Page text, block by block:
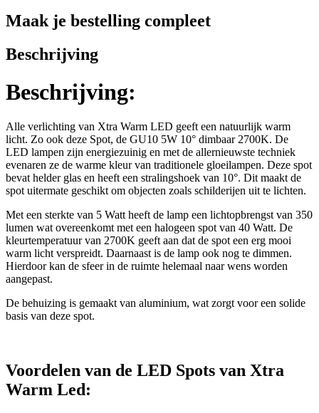
Maak je bestelling compleet
Beschrijving
Beschrijving:
Alle verlichting van Xtra Warm LED geeft een natuurlijk warm
licht. Zo ook deze Spot, de GU10 5W 10° dimbaar 2700K. De
LED lampen zijn energiezuinig en met de allernieuwste techniek
evenaren ze de warme kleur van traditionele gloeilampen. Deze spot
bevat helder glas en heeft een stralingshoek van 10°. Dit maakt de
spot uitermate geschikt om objecten zoals schilderijen uit te lichten.
Met een sterkte van 5 Watt heeft de lamp een lichtopbrengst van 350
lumen wat overeenkomt met een halogeen spot van 40 Watt. De
kleurtemperatuur van 2700K geeft aan dat de spot een erg mooi
warm licht verspreidt. Daarnaast is de lamp ook nog te dimmen.
Hierdoor kan de sfeer in de ruimte helemaal naar wens worden
aangepast.
De behuizing is gemaakt van aluminium, wat zorgt voor een solide
basis van deze spot.
Voordelen van de LED Spots van Xtra
Warm Led: